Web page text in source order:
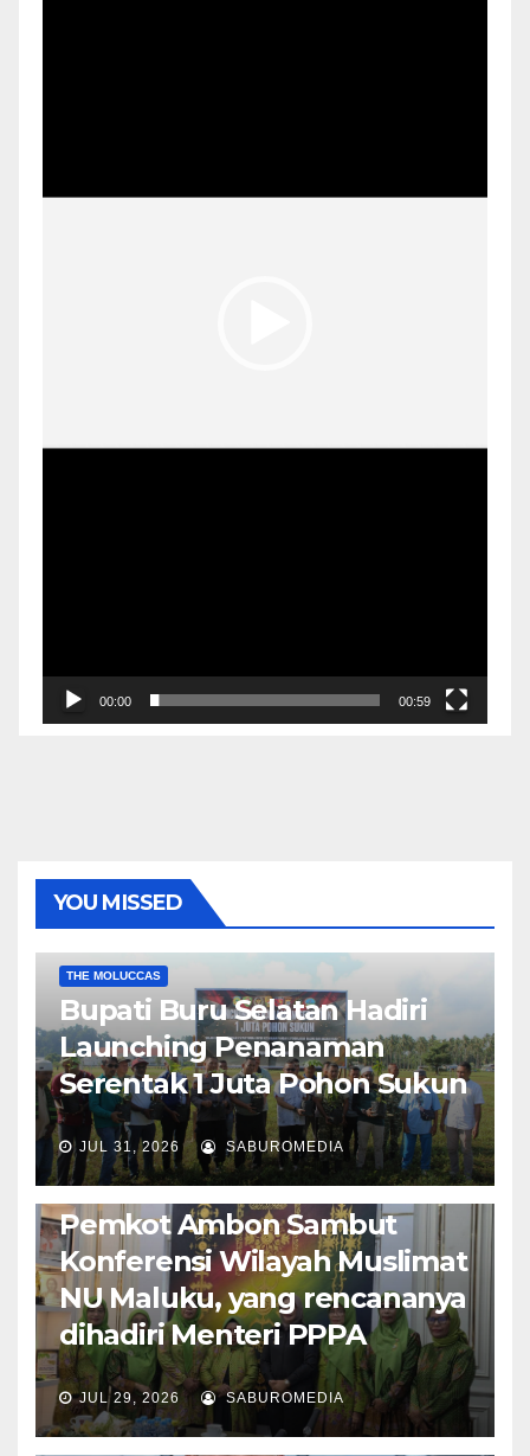
00:00 00:59
YOU MISSED
THE MOLUCCAS
Bupati Buru Selatan Hadiri
Launching Penanaman
Serentak 1 Juta Pohon Sukun
JUL 31, 2026 SABUROMEDIA
AMBON METRO JURNALISME AKTIVIS
POLITIK & PEMERINTAHAN
Pemkot Ambon Sambut
Konferensi Wilayah Muslimat
NU Maluku, yang rencananya
dihadiri Menteri PPPA
JUL 29, 2026 SABUROMEDIA
AMBON METRO POLITIK & PEMERINTAHAN